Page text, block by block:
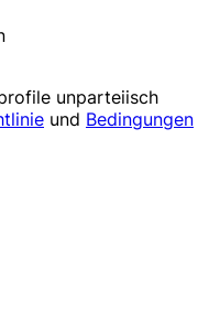
unparteiisch
und Bedingungen